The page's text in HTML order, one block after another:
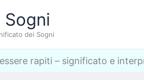
Sogni
dei Sogni
rapiti – significato e